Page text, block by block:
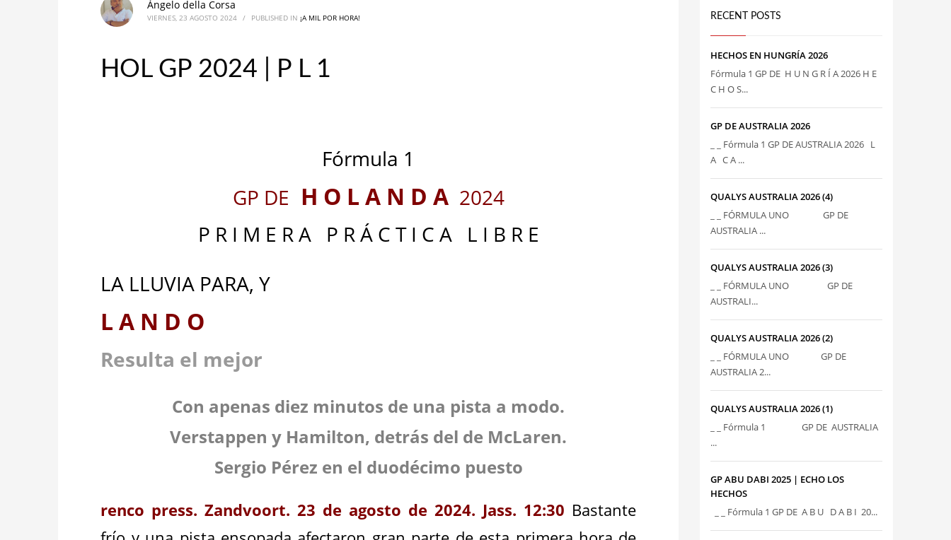
Ángelo della Corsa
VIERNES, 23 AGOSTO 2024 / PUBLISHED IN¡A MIL POR HORA!
HOL GP 2024 | P L 1
Fórmula 1
GP DE H O L A N D A 2024
P R I M E R A P R Á C T I C A L I B R E
LA LLUVIA PARA, Y
L A N D O
Resulta el mejor
Con apenas diez minutos de una pista a modo.
Verstappen y Hamilton, detrás del de McLaren.
Sergio Pérez en el duodécimo puesto
renco press. Zandvoort. 23 de agosto de 2024. Jass. 12:30 Bastante
RECENT POSTS
HECHOS EN HUNGRÍA 2026
Fórmula 1 GP DE H U N G R Í A 2026 H E
C H O S...
GP DE AUSTRALIA 2026
_ _ Fórmula 1 GP DE AUSTRALIA 2026 L
A C A ...
QUALYS AUSTRALIA 2026 (4)
_ _ FÓRMULA UNO GP DE
AUSTRALIA ...
QUALYS AUSTRALIA 2026 (3)
_ _ FÓRMULA UNO GP DE
AUSTRALI...
QUALYS AUSTRALIA 2026 (2)
_ _ FÓRMULA UNO GP DE
AUSTRALIA 2...
QUALYS AUSTRALIA 2026 (1)
_ _ Fórmula 1 GP DE AUSTRALIA
...
GP ABU DABI 2025 | ECHO LOS
HECHOS
_ _ Fórmula 1 GP DE A B U D A B I 20...